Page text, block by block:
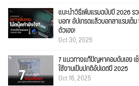
แนะนำวิธีเพิ่มแรมฉบับปี 2026 ร
บอก! อัปเกรดแล้วบอกลาแรมเต็
ตัวเอง!
Oct 30, 2025
7 แนวทางแก้ปัญหาคอมดับเอง เ
ใช้งานเป็นปกติอัปเดตปี 2025
Oct 16, 2025